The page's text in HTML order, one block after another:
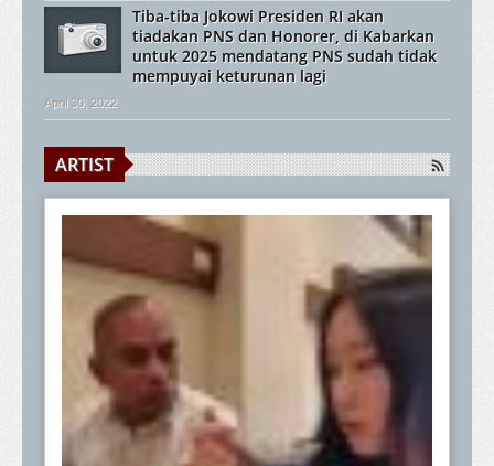
Tiba-tiba Jokowi Presiden RI akan
tiadakan PNS dan Honorer, di Kabarkan
untuk 2025 mendatang PNS sudah tidak
mempuyai keturunan lagi
April 30, 2022
ARTIST